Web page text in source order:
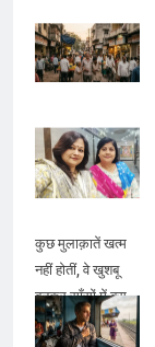
कुछ मुलाक़ातें खत्म
नहीं होतीं, वे खुशबू
बनकर साँसों में बस
जाती हैं।